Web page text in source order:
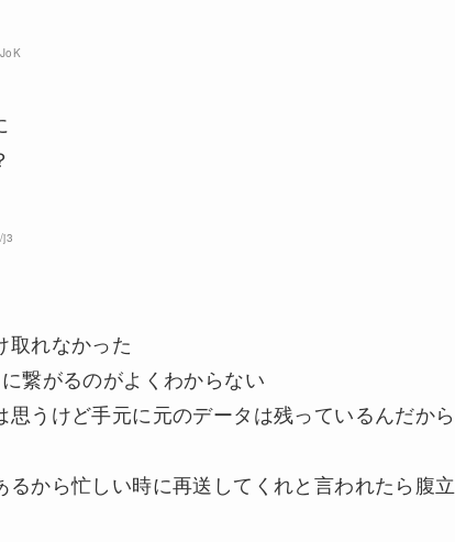
j3
取れなかった
繋がるのがよくわからない
うけど手元に元のデータは残っているんだから
から忙しい時に再送してくれと言われたら腹立